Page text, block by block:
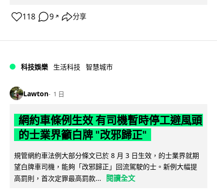
118 9 ↗ 分享
科技娛樂 生活科技 智慧城市
Lawton 1 日
網約車條例生效 有司機暫時停工避風頭
的士業界籲白牌 "改邪歸正"
規管網約車法例大部分條文已於 8 月 3 日生效，的士業界就期
望白牌車司機，能夠「改邪歸正」回流駕駛的士。新例大幅提
高罰則，首次定罪最高罰款...
閱讀全文